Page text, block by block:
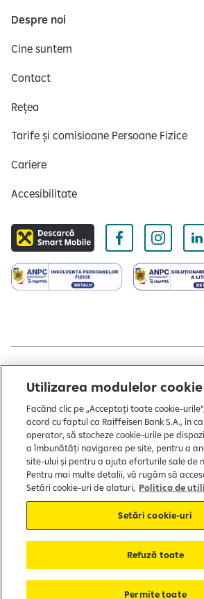
Despre noi
Cine suntem
Contact
Rețea
Tarife și comisioane Persoane Fizice
Cariere
Accesibilitate
Termeni și condiții
Politică de utilizare cookies
Preferințe cookie-uri
Politica de confidențialitate
Protecția consumatorului
Soluționarea alternativă a litigiilor
Garantarea depozitelor
Utilizarea modulelor cookie
Facând clic pe „Acceptați toate cookie-
acord cu faptul ca Raiffeisen Bank S.A., în
operator, să stocheze cookie-urile pe
a îmbunătăți navigarea pe site, pentru a
site-ului și pentru a ajuta eforturile sale de
Pentru mai multe detalii, vă rugăm să
Setări cookie-uri de alaturi, Politica de
Setări cookie-uri
Refuză toate
Permite toate